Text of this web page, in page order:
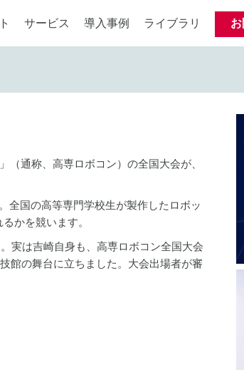
サービス 導入事例 ライブラリ
通称、高専ロボコン）の全国大会が、
全国の高等専門学校生が製作したロボッ
かを競います。
実は吉崎自身も、高専ロボコン全国大会
館の舞台に立ちました。大会出場者が審